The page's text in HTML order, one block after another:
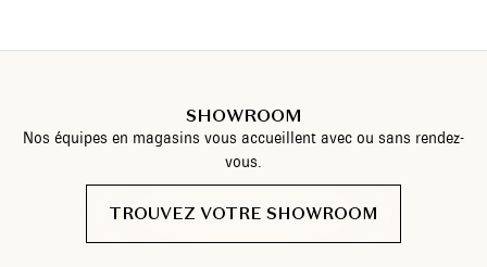
SHOWROOM
Nos équipes en magasins vous accueillent avec ou sans rendez-
vous.
TROUVEZ VOTRE SHOWROOM